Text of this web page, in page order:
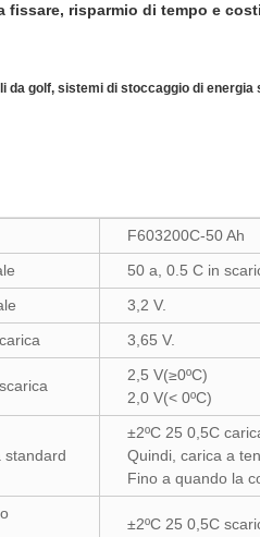
risparmio di tempo e
da golf, sistemi di stoccaggio di energia
F603200C-50 Ah
50 a, 0.5 C in
3,2 V.
3,65 V.
2,5 V(≥0ºC)
2,0 V(< 0ºC)
standard
±2ºC 25 0,5C
Quindi, carica a
Fino a quando la
±2ºC 25 0,5C